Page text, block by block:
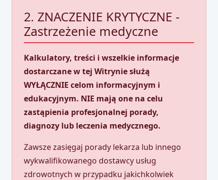
2. ZNACZENIE KRYTYCZNE -
Zastrzeżenie medyczne
Kalkulatory, treści i wszelkie informacje
dostarczane w tej Witrynie służą
WYŁĄCZNIE celom informacyjnym i
edukacyjnym. NIE mają one na celu
zastąpienia profesjonalnej porady,
diagnozy lub leczenia medycznego.
Zawsze zasięgaj porady lekarza lub innego
wykwalifikowanego dostawcy usług
zdrowotnych w przypadku jakichkolwiek